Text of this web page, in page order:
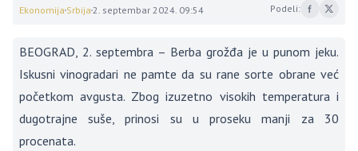
Ekonomija Srbija 2. septembar 2024. 09:54 Podeli:
BEOGRAD, 2. septembra – Berba grožđa je u punom jeku.
Iskusni vinogradari ne pamte da su rane sorte obrane već
početkom avgusta. Zbog izuzetno visokih temperatura i
dugotrajne suše, prinosi su u proseku manji za 30
procenata.